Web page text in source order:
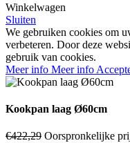
Winkelwagen
Sluiten
We gebruiken cookies om
verbeteren. Door deze
gebruik van cookies.
Meer info Meer info
Kookpan laag Ø60cm
€422,29 Oorspronkelijke